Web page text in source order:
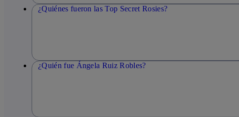
¿Quiénes fueron las Top Secret Rosies?
¿Quién fue Ángela Ruiz Robles?